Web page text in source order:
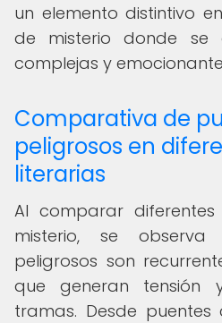
un elemento distintivo
de misterio donde se
complejas y
Comparativa de
peligrosos en
literarias
Al comparar
misterio, se
peligrosos son
que generan tensión
tramas. Desde puentes